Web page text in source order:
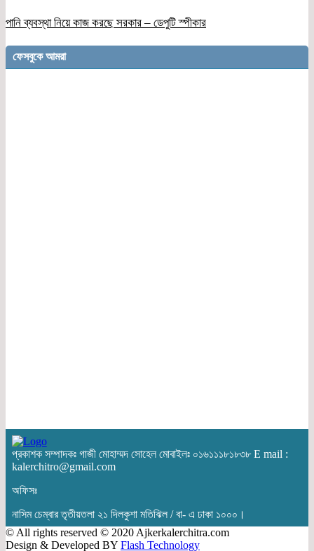
পানি ব্যবস্থা নিয়ে কাজ করছে সরকার – ডেপুটি স্পীকার
ফেসবুকে আমরা
প্রকাশক সম্পাদকঃ গাজী মোহাম্মদ সোহেল মোবাইলঃ ০১৬১১১৮১৮৩৮ E mail :
kalerchitro@gmail.com
অফিসঃ
নাসিম চেম্বার তৃতীয়তলা ২১ দিলকুশা মতিঝিল / বা- এ ঢাকা ১০০০।
© All rights reserved © 2020 Ajkerkalerchitra.com
Design & Developed BY Flash Technology